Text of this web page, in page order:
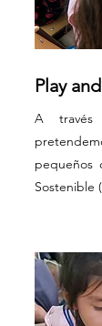
Play
A través
pequeños
Sostenible